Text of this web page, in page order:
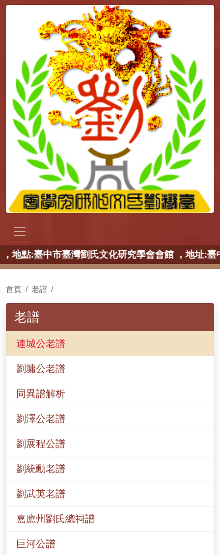
中市臺灣劉氏文化研究學會會館 ，地址:臺中市
首頁 老譜
老譜
連城公老譜
劉墉公老譜
同異譜解析
劉澤公老譜
劉展程公譜
劉統勳老譜
劉武英老譜
嘉應州劉氏總祠譜
巨河公譜